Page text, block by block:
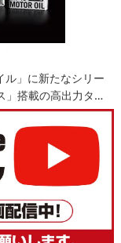
ル」に新たなシリー
」搭載の高出力タ…